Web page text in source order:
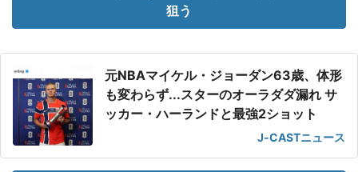
狙う
元NBAマイケル・ジョーダン63歳、体形
も変わらず...スターのオーラダダ漏れ サ
ッカー・ハーランドと最強2ショット
J-CASTニュース